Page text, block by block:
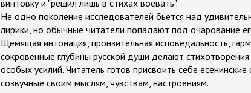
винтовку и "решил лишь в стихах воевать".
Не одно поколение исследователей бьется над
лирики, но обычные читатели попадают под очарование
Щемящая интонация, пронзительная исповедальность,
сокровенные глубины русской души делают
особых усилий. Читатель готов присвоить себе
созвучные своим мыслям, чувствам, настроениям.